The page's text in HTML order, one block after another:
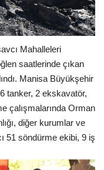
Mahalleleri
saatlerinde çıkan
Manisa Büyükşehir
tanker, 2 ekskavatör,
çalışmalarında Orman
diğer kurumlar ve
51 söndürme ekibi, 9 iş